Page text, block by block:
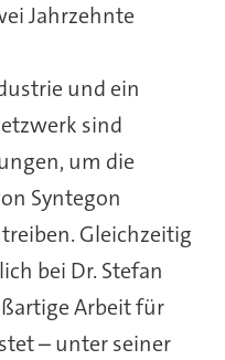
Jahrzehnte
und ein
sind
um die
Syntegon
Gleichzeitig
bei Dr. Stefan
Arbeit für
– unter seiner